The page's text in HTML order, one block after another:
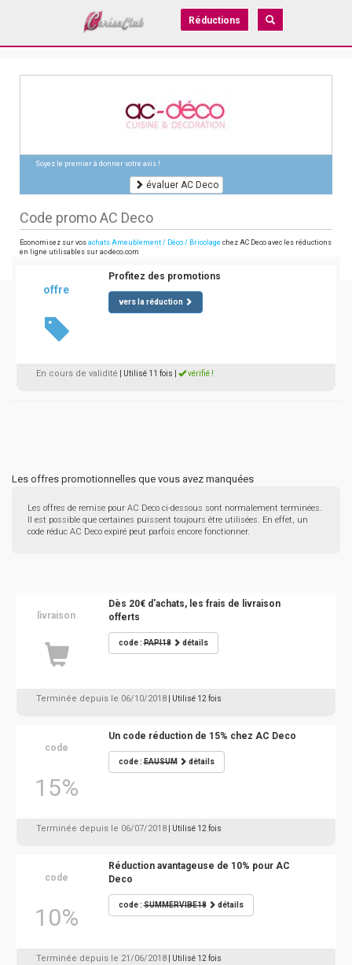
Réductions
Soyez le premier à donner votre avis !
évaluer AC Deco
Code promo AC Deco
Economisez sur vos achats Ameublement / Déco / Bricolage chez AC Deco avec les réductions
en ligne utilisables sur ac-deco.com
offre
Profitez des promotions
vers la réduction
En cours de validité | Utilisé 11 fois vérifié !
Les offres promotionnelles que vous avez manquées
Les offres de remise pour AC Deco ci-dessous sont normalement terminées.
Il est possible que certaines puissent toujours être utilisées. En effet, un
code réduc AC Deco expiré peut parfois encore fonctionner.
livraison
Dès 20€ d'achats, les frais de livraison
offerts
code :PAPI18 détails
Terminée depuis le 06/10/2018 | Utilisé 12 fois
code
15%
Un code réduction de 15% chez AC Deco
code :EAUSUM détails
Terminée depuis le 06/07/2018 | Utilisé 12 fois
code
10%
Réduction avantageuse de 10% pour AC
Deco
code :SUMMERVIBE18 détails
Terminée depuis le 21/06/2018 | Utilisé 12 fois